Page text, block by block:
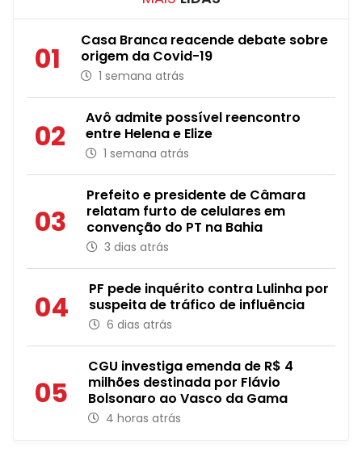
01
Casa Branca reacende debate sobre
origem da Covid-19
1 semana atrás
02
Avô admite possível reencontro
entre Helena e Elize
1 semana atrás
03
Prefeito e presidente de Câmara
relatam furto de celulares em
convenção do PT na Bahia
3 dias atrás
04
PF pede inquérito contra Lulinha por
suspeita de tráfico de influência
6 dias atrás
05
CGU investiga emenda de R$ 4
milhões destinada por Flávio
Bolsonaro ao Vasco da Gama
4 horas atrás